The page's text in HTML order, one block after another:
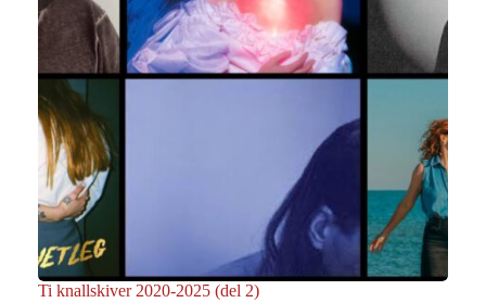
Ti knallskiver 2020-2025 (del 2)